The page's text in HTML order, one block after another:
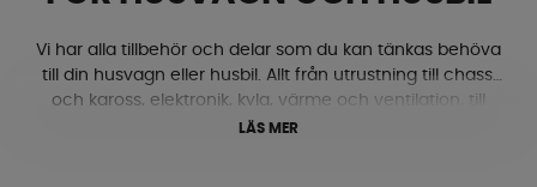
Vi har alla tillbehör och delar som du kan tänkas behöva
till din husvagn eller husbil. Allt från utrustning till chassi
och kaross, elektronik, kyla, värme och ventilation, till
gasol, textilmattor, lås och beslag med mera. Ja, här
LÄS MER